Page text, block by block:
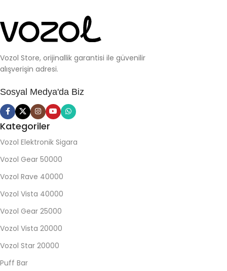
Vozol Store, orijinallik garantisi ile güvenilir
alışverişin adresi.
Sosyal Medya'da Biz
Kategoriler
Vozol Elektronik Sigara
Vozol Gear 50000
Vozol Rave 40000
Vozol Vista 40000
Vozol Gear 25000
Vozol Vista 20000
Vozol Star 20000
Puff Bar